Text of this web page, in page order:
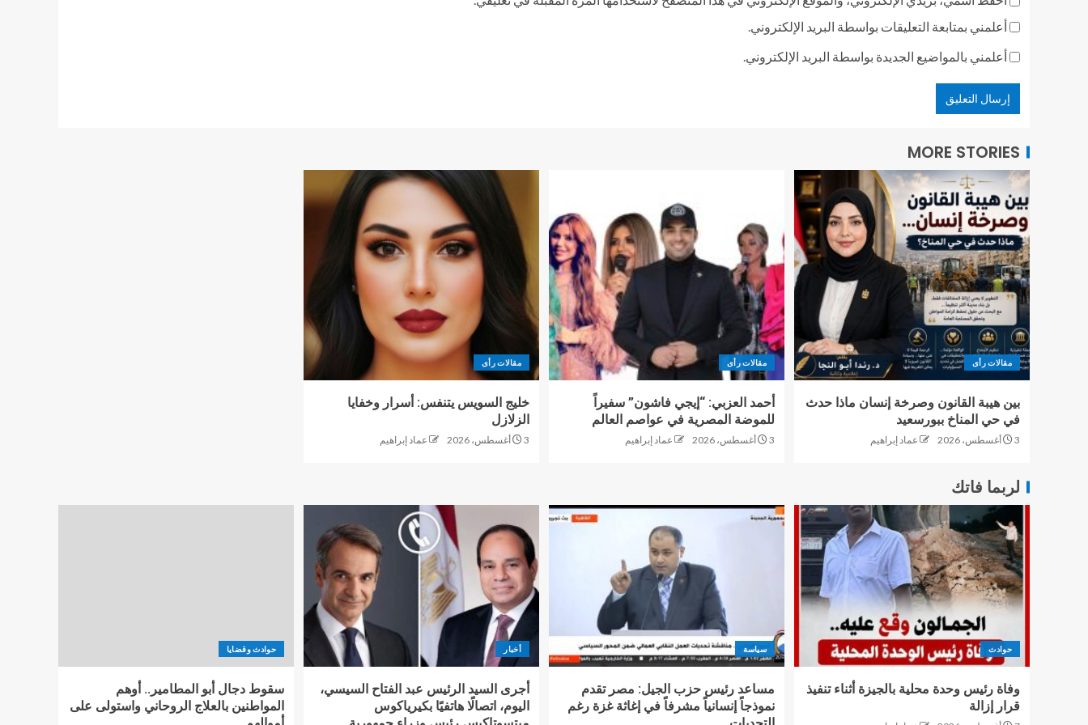
أعلمني بمتابعة التعليقات بواسطة البريد الإلكتروني.
أعلمني بالمواضيع الجديدة بواسطة البريد الإلكتروني.
MORE STORIES
مقالات رأى
بين هيبة القانون وصرخة إنسان ماذا حدث
في حي المناخ ببورسعيد
3 أغسطس، 2026 عماد إبراهيم
مقالات رأى
أحمد العزبي: “إيجي فاشون” سفيراً
للموضة المصرية في عواصم العالم
3 أغسطس، 2026 عماد إبراهيم
مقالات رأى
خليج السويس يتنفس: أسرار وخفايا
الزلازل
3 أغسطس، 2026 عماد إبراهيم
لربما فاتك
حوادث
وفاة رئيس وحدة محلية بالجيزة أثناء تنفيذ
قرار إزالة
سياسة
مساعد رئيس حزب الجيل: مصر تقدم
نموذجاً إنسانياً مشرفاً في إغاثة غزة رغم
أخبار
أجرى السيد الرئيس عبد الفتاح السيسي،
اليوم، اتصالًا هاتفيًا بكيرياكوس
حوادث وقضايا
سقوط دجال أبو المطامير.. أوهم
المواطنين بالعلاج الروحاني واستولى على